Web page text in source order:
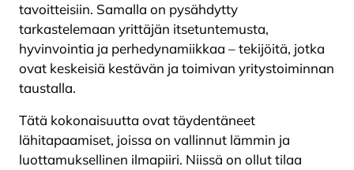
tavoitteisiin. Samalla on pysähdytty
tarkastelemaan yrittäjän itsetuntemusta,
hyvinvointia ja perhedynamiikkaa – tekijöitä, jotka
ovat keskeisiä kestävän ja toimivan yritystoiminnan
taustalla.
Tätä kokonaisuutta ovat täydentäneet
lähitapaamiset, joissa on vallinnut lämmin ja
luottamuksellinen ilmapiiri. Niissä on ollut tilaa